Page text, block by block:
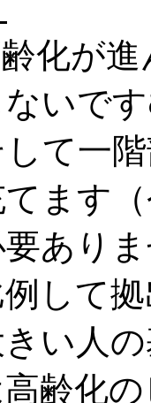
が進
いで
て一
ます
あり
して
い人
齢化